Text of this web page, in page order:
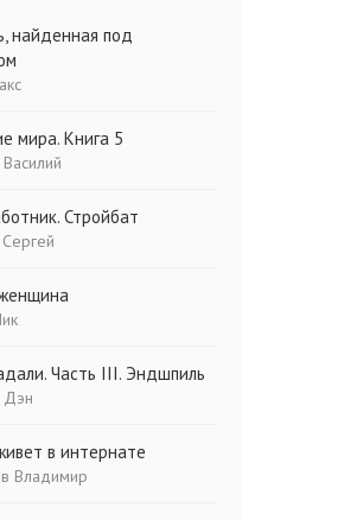
найденная под
мира. Книга 5
Стройбат
Часть III. Эндшпиль
Дэн
в интернате
Владимир